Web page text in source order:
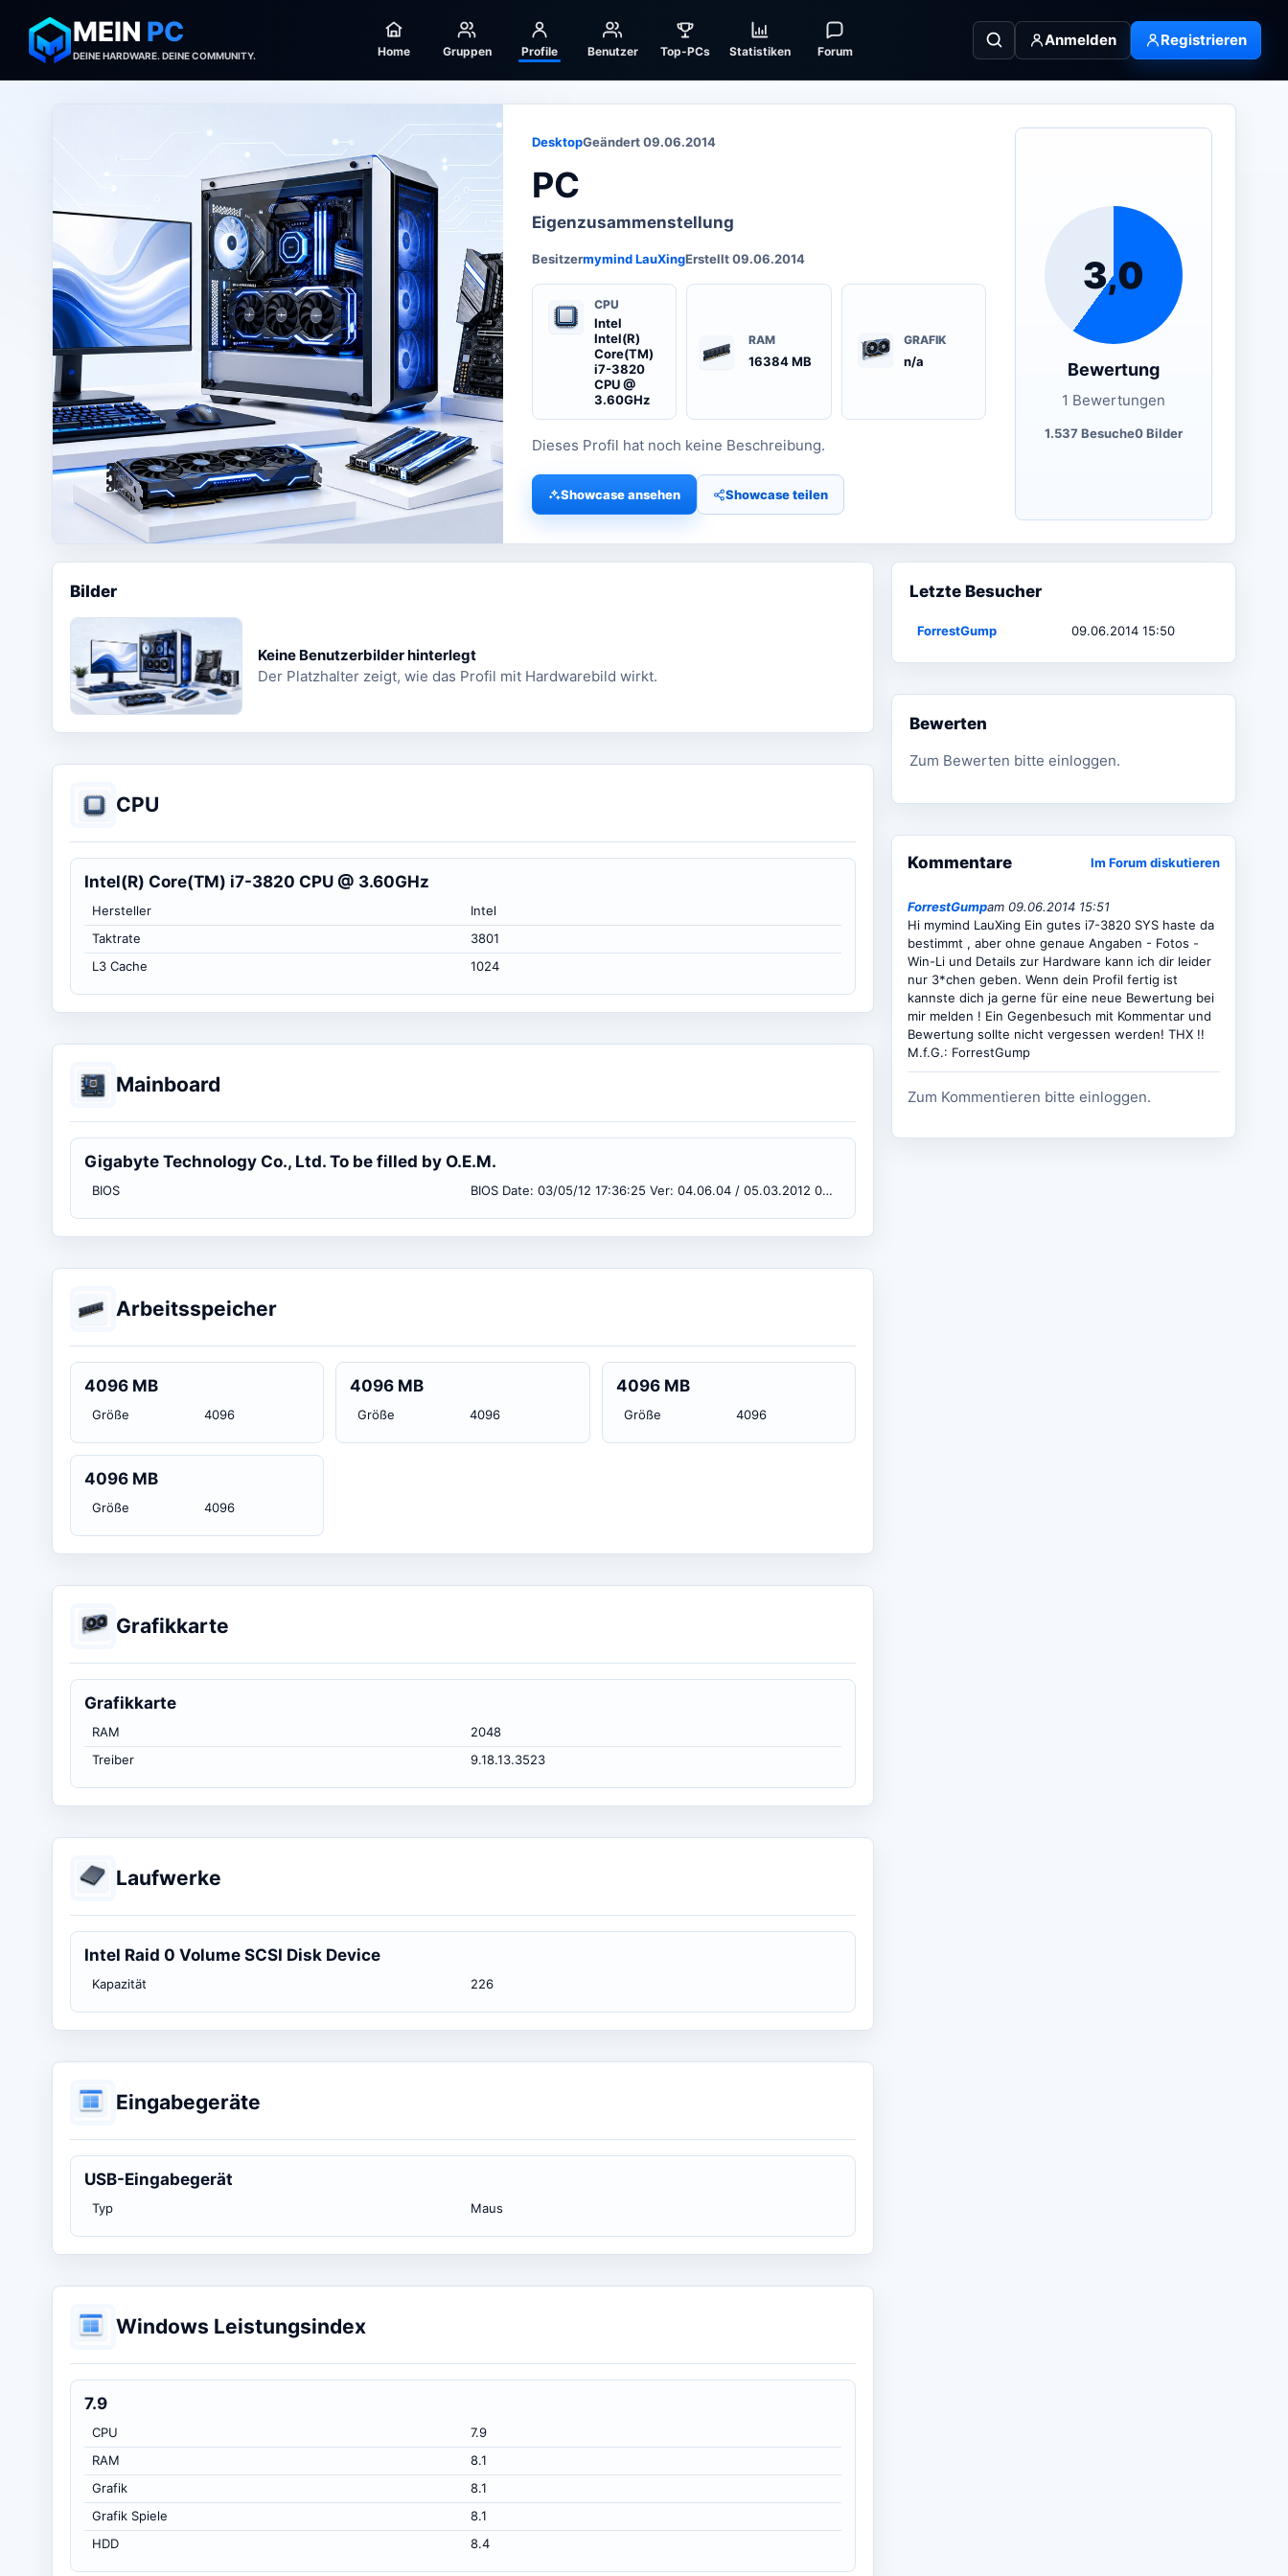
MEIN PC
DEINE HARDWARE. DEINE COMMUNITY. Home Gruppen Profile Benutzer Top-PCs Statistiken Forum
Anmelden Registrieren
DesktopGeändert 09.06.2014
PC
Eigenzusammenstellung
Besitzermymind LauXingErstellt 09.06.2014
CPU
Intel
Intel(R)
Core(TM)
i7-3820
CPU @
3.60GHz
RAM
16384 MB
GRAFIK
n/a
Dieses Profil hat noch keine Beschreibung.
Showcase ansehen Showcase teilen
3,0
Bewertung
1 Bewertungen
1.537 Besuche0 Bilder
Bilder
Keine Benutzerbilder hinterlegt
Der Platzhalter zeigt, wie das Profil mit Hardwarebild wirkt.
CPU
Intel(R) Core(TM) i7-3820 CPU @ 3.60GHz
Hersteller
Intel
Taktrate
3801
L3 Cache
1024
Mainboard
Gigabyte Technology Co., Ltd. To be filled by O.E.M.
BIOS BIOS Date: 03/05/12 17:36:25 Ver: 04.06.04 / 05.03.2012 01:00:00
Arbeitsspeicher
4096 MB
Größe 4096
4096 MB
Größe 4096
4096 MB
Größe 4096
4096 MB
Größe 4096
Grafikkarte
Grafikkarte
RAM
2048
Treiber
9.18.13.3523
Laufwerke
Intel Raid 0 Volume SCSI Disk Device
Kapazität 226
Eingabegeräte
USB-Eingabegerät
Typ Maus
Windows Leistungsindex
7.9
CPU
7.9
RAM
8.1
Grafik
8.1
Grafik Spiele
8.1
HDD
8.4
Letzte Besucher
ForrestGump 09.06.2014 15:50
Bewerten
Zum Bewerten bitte einloggen.
Kommentare Im Forum diskutieren
ForrestGumpam 09.06.2014 15:51
Hi mymind LauXing Ein gutes i7-3820 SYS haste da
bestimmt , aber ohne genaue Angaben - Fotos -
Win-Li und Details zur Hardware kann ich dir leider
nur 3*chen geben. Wenn dein Profil fertig ist
kannste dich ja gerne für eine neue Bewertung bei
mir melden ! Ein Gegenbesuch mit Kommentar und
Bewertung sollte nicht vergessen werden! THX !!
M.f.G.: ForrestGump
Zum Kommentieren bitte einloggen.